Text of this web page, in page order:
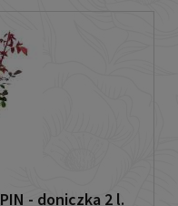
- doniczka 2 l.